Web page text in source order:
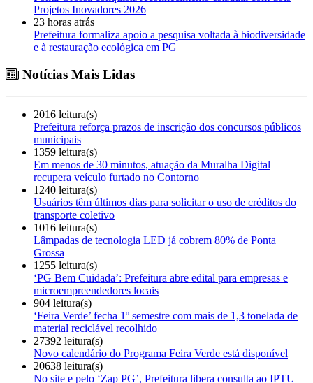
Projetos Inovadores 2026
23 horas atrás
Prefeitura formaliza apoio a pesquisa voltada à biodiversidade
e à restauração ecológica em PG
Notícias Mais Lidas
2016 leitura(s)
Prefeitura reforça prazos de inscrição dos concursos públicos
municipais
1359 leitura(s)
Em menos de 30 minutos, atuação da Muralha Digital
recupera veículo furtado no Contorno
1240 leitura(s)
Usuários têm últimos dias para solicitar o uso de créditos do
transporte coletivo
1016 leitura(s)
Lâmpadas de tecnologia LED já cobrem 80% de Ponta
Grossa
1255 leitura(s)
‘PG Bem Cuidada’: Prefeitura abre edital para empresas e
microempreendedores locais
904 leitura(s)
‘Feira Verde’ fecha 1º semestre com mais de 1,3 tonelada de
material reciclável recolhido
27392 leitura(s)
Novo calendário do Programa Feira Verde está disponível
20638 leitura(s)
No site e pelo ‘Zap PG’, Prefeitura libera consulta ao IPTU